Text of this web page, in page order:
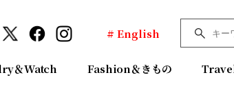
# English
＆Watch Fashion＆きもの